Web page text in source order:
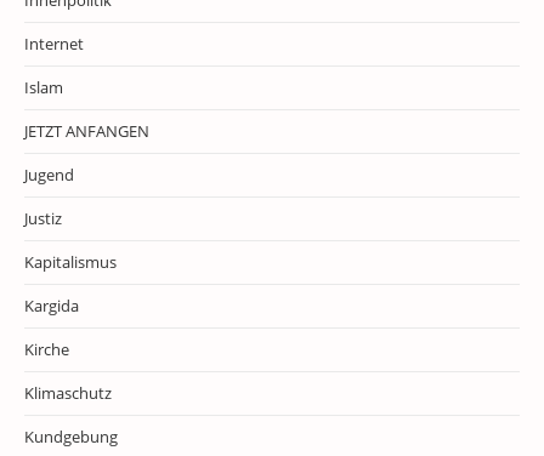
Internet
Islam
JETZT ANFANGEN
Jugend
Justiz
Kapitalismus
Kargida
Kirche
Klimaschutz
Kundgebung